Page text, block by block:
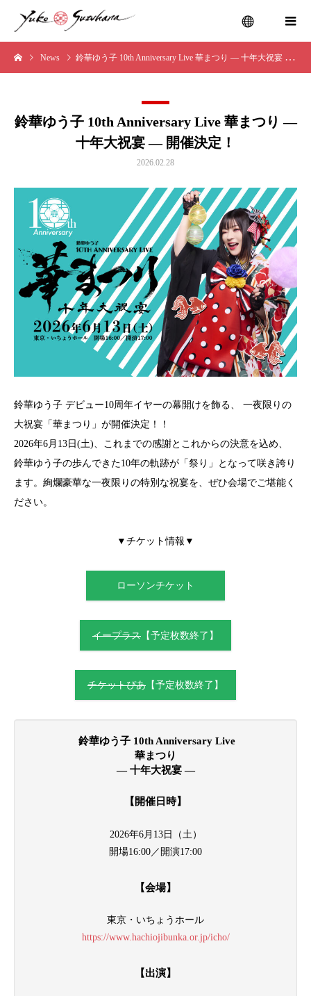
menu
News 鈴華ゆう子 10th Anniversary Live 華まつり — 十年大祝宴 — 開催決定！
鈴華ゆう子 10th Anniversary Live 華まつり —
十年大祝宴 — 開催決定！
2026.02.28
鈴華ゆう子 デビュー10周年イヤーの幕開けを飾る、 一夜限りの
大祝宴「華まつり」が開催決定！！
2026年6月13日(土)、これまでの感謝とこれからの決意を込め、
鈴華ゆう子の歩んできた10年の軌跡が「祭り」となって咲き誇り
ます。絢爛豪華な一夜限りの特別な祝宴を、ぜひ会場でご堪能く
ださい。
▼ チケット情報 ▼
ローソンチケット
イープラス 【予定枚数終了】
チケットぴあ 【予定枚数終了】
鈴華ゆう子 10th Anniversary Live
華まつり
— 十年大祝宴 —
【開催日時】
2026年6月13日（土）
開場16:00／開演17:00
【会場】
東京・いちょうホール
https://www.hachiojibunka.or.jp/icho/
【出演】